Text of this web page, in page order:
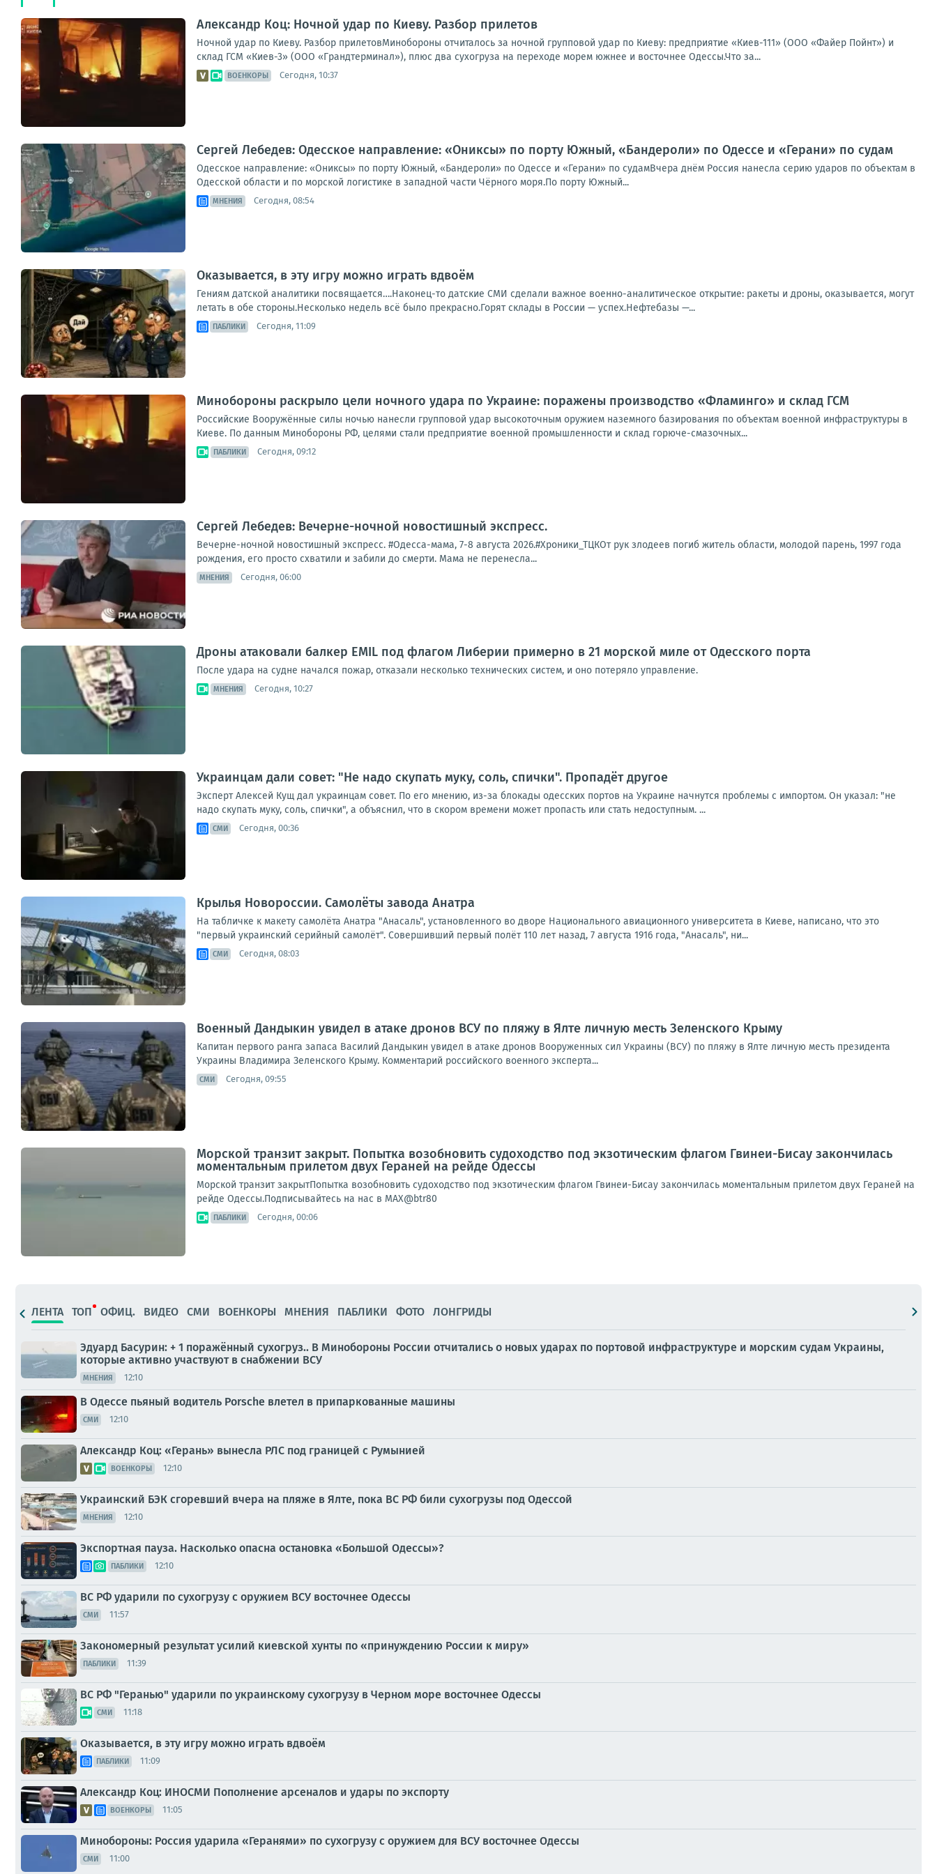
Александр Коц: Ночной удар по Киеву. Разбор прилетов
Ночной удар по Киеву. Разбор прилетовМинобороны отчиталось за ночной групповой удар по Киеву: предприятие «Киев-111» (ООО «Файер Пойнт») и
склад ГСМ «Киев-3» (ООО «Грандтерминал»), плюс два сухогруза на переходе морем южнее и восточнее Одессы.Что за...
ВОЕНКОРЫ Сегодня, 10:37
Сергей Лебедев: Одесское направление: «Ониксы» по порту Южный, «Бандероли» по Одессе и «Герани» по судам
Одесское направление: «Ониксы» по порту Южный, «Бандероли» по Одессе и «Герани» по судамВчера днём Россия нанесла серию ударов по объектам в
Одесской области и по морской логистике в западной части Чёрного моря.По порту Южный...
МНЕНИЯ Сегодня, 08:54
Оказывается, в эту игру можно играть вдвоём
Гениям датской аналитики посвящается….Наконец-то датские СМИ сделали важное военно-аналитическое открытие: ракеты и дроны, оказывается, могут
летать в обе стороны.Несколько недель всё было прекрасно.Горят склады в России — успех.Нефтебазы —...
ПАБЛИКИ Сегодня, 11:09
Минобороны раскрыло цели ночного удара по Украине: поражены производство «Фламинго» и склад ГСМ
Российские Вооружённые силы ночью нанесли групповой удар высокоточным оружием наземного базирования по объектам военной инфраструктуры в
Киеве. По данным Минобороны РФ, целями стали предприятие военной промышленности и склад горюче-смазочных...
ПАБЛИКИ Сегодня, 09:12
Сергей Лебедев: Вечерне-ночной новостишный экспресс.
Вечерне-ночной новостишный экспресс. #Одесса-мама, 7-8 августа 2026.#Хроники_ТЦКОт рук злодеев погиб житель области, молодой парень, 1997 года
рождения, его просто схватили и забили до смерти. Мама не перенесла...
МНЕНИЯ Сегодня, 06:00
Дроны атаковали балкер EMIL под флагом Либерии примерно в 21 морской миле от Одесского порта
После удара на судне начался пожар, отказали несколько технических систем, и оно потеряло управление.
МНЕНИЯ Сегодня, 10:27
Украинцам дали совет: "Не надо скупать муку, соль, спички". Пропадёт другое
Эксперт Алексей Кущ дал украинцам совет. По его мнению, из-за блокады одесских портов на Украине начнутся проблемы с импортом. Он указал: "не
надо скупать муку, соль, спички", а объяснил, что в скором времени может пропасть или стать недоступным. ...
СМИ Сегодня, 00:36
Крылья Новороссии. Самолёты завода Анатра
На табличке к макету самолёта Анатра "Анасаль", установленного во дворе Национального авиационного университета в Киеве, написано, что это
"первый украинский серийный самолёт". Совершивший первый полёт 110 лет назад, 7 августа 1916 года, "Анасаль", ни...
СМИ Сегодня, 08:03
Военный Дандыкин увидел в атаке дронов ВСУ по пляжу в Ялте личную месть Зеленского Крыму
Капитан первого ранга запаса Василий Дандыкин увидел в атаке дронов Вооруженных сил Украины (ВСУ) по пляжу в Ялте личную месть президента
Украины Владимира Зеленского Крыму. Комментарий российского военного эксперта...
СМИ Сегодня, 09:55
Морской транзит закрыт. Попытка возобновить судоходство под экзотическим флагом Гвинеи-Бисау закончилась
моментальным прилетом двух Гераней на рейде Одессы
Морской транзит закрытПопытка возобновить судоходство под экзотическим флагом Гвинеи-Бисау закончилась моментальным прилетом двух Гераней на
рейде Одессы.Подписывайтесь на нас в MAX@btr80
ПАБЛИКИ Сегодня, 00:06
ЛЕНТА ТОП ОФИЦ. ВИДЕО СМИ ВОЕНКОРЫ МНЕНИЯ ПАБЛИКИ ФОТО ЛОНГРИДЫ
Эдуард Басурин: + 1 поражённый сухогруз.. В Минобороны России отчитались о новых ударах по портовой инфраструктуре и морским судам Украины,
которые активно участвуют в снабжении ВСУ
МНЕНИЯ 12:10
В Одессе пьяный водитель Porsche влетел в припаркованные машины
СМИ 12:10
Александр Коц: «Герань» вынесла РЛС под границей с Румынией
ВОЕНКОРЫ 12:10
Украинский БЭК сгоревший вчера на пляже в Ялте, пока ВС РФ били сухогрузы под Одессой
МНЕНИЯ 12:10
Экспортная пауза. Насколько опасна остановка «Большой Одессы»?
ПАБЛИКИ 12:10
ВС РФ ударили по сухогрузу с оружием ВСУ восточнее Одессы
СМИ 11:57
Закономерный результат усилий киевской хунты по «принуждению России к миру»
ПАБЛИКИ 11:39
ВС РФ "Геранью" ударили по украинскому сухогрузу в Черном море восточнее Одессы
СМИ 11:18
Оказывается, в эту игру можно играть вдвоём
ПАБЛИКИ 11:09
Александр Коц: ИНОСМИ Пополнение арсеналов и удары по экспорту
ВОЕНКОРЫ 11:05
Минобороны: Россия ударила «Геранями» по сухогрузу с оружием для ВСУ восточнее Одессы
СМИ 11:00